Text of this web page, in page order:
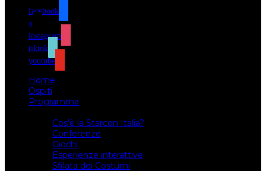
facebook
x
instagram
tiktok
youtube
Home
Ospiti
Programma
Cos’è la Starcon Italia?
Conferenze
Giochi
Esperienze interattive
Sfilata dei Costumi